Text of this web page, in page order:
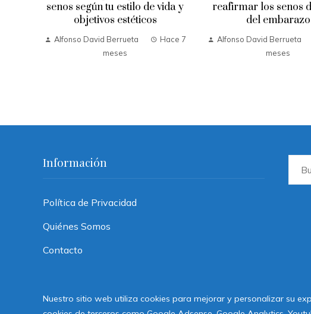
Nuestro sitio web utiliza cookies para mejorar y personalizar su
senos según tu estilo de vida y
objetivos estéticos
Alfonso David Berrueta
Hace 7
meses
reafirmar los senos
del embarazo
Alfonso David Berrueta
meses
Información
Política de Privacidad
Quiénes Somos
Contacto